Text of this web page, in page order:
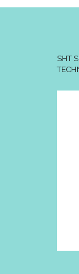
SHT